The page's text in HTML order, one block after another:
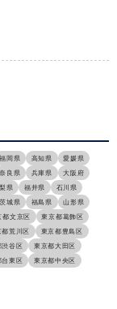
福岡県 高知県
愛媛県
奈良県 兵庫県
大阪府
県 福井県
石川県
茨城県 福島県
山形県
都文京区
東京都葛飾区
都荒川区
東京都豊島区
渋谷区
東京都大田区
台東区
東京都中央区